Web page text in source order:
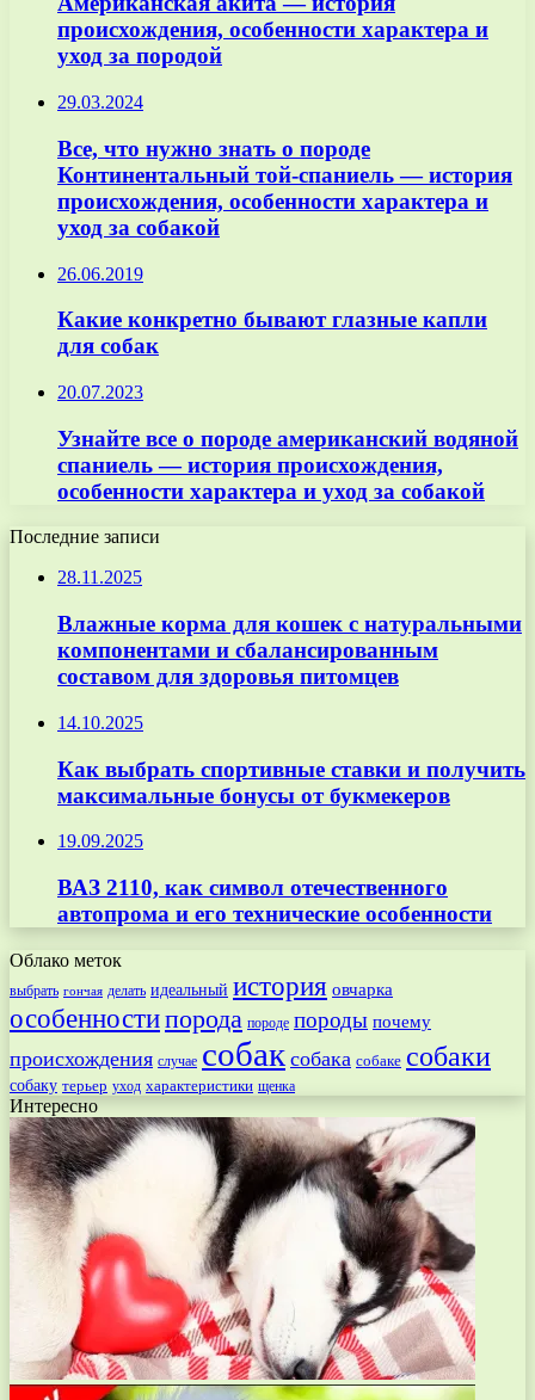
происхождения, особенности характера и
уход за породой
29.03.2024
Все, что нужно знать о породе
Континентальный той-спаниель — история
происхождения, особенности характера и
уход за собакой
26.06.2019
Какие конкретно бывают глазные капли
для собак
20.07.2023
Узнайте все о породе американский водяной
спаниель — история происхождения,
особенности характера и уход за собакой
Последние записи
28.11.2025
Влажные корма для кошек с натуральными
компонентами и сбалансированным
составом для здоровья питомцев
14.10.2025
Как выбрать спортивные ставки и получить
максимальные бонусы от букмекеров
19.09.2025
ВАЗ 2110, как символ отечественного
автопрома и его технические особенности
Облако меток
выбрать гончая делать идеальный история овчарка
особенностипорода породе породы почему
происхождения случае собак собака собаке собаки
собаку терьер уход характеристики щенка
Интересно